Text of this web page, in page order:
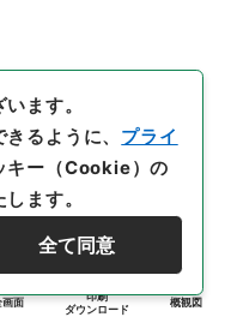
画面
印刷
ダウンロード
概観図
ます。
るように、 プライ
キー（Cookie）の
ます。
全て同意